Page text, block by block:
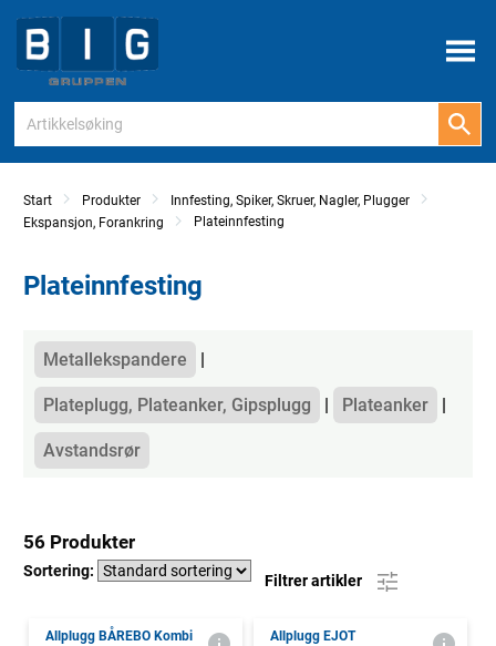
Meny
Start Produkter
Innfesting, Spiker, Skruer, Nagler, Plugger
Ekspansjon, Forankring
Plateinnfesting
Plateinnfesting
Kategorier
Metallekspandere
Plateplugg, Plateanker, Gipsplugg Plateanker
Avstandsrør
56 Produkter
Sortering:
Filtrer artikler
Allplugg BÅREBO Kombi Allplugg EJOT